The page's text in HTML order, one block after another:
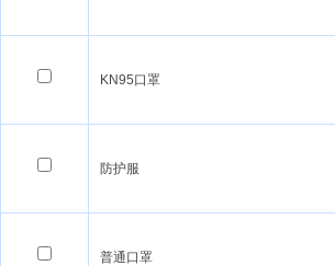
KN95口罩
防护服
普通口罩